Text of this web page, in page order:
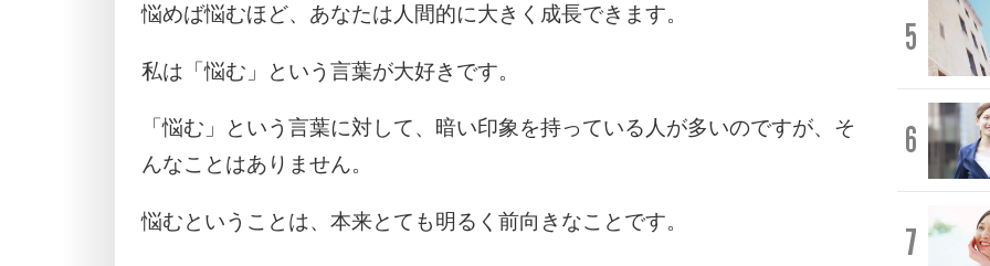
悩めば悩むほど、あなたは人間的に大きく成長できます。
私は「悩む」という言葉が大好きです。
「悩む」という言葉に対して、暗い印象を持っている人が多いのですが、そ
んなことはありません。
悩むということは、本来とても明るく前向きなことです。
5
6
7